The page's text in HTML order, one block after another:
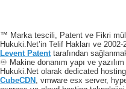
™ Marka tescili, Patent ve Fikri
Hukuki.Net’in Telif Hakları ve 2002-
Levent Patent tarafından
♾️ Makine donanım yapı ve
Hukuki.Net olarak dedicated
CubeCDN
, vmware esx server,